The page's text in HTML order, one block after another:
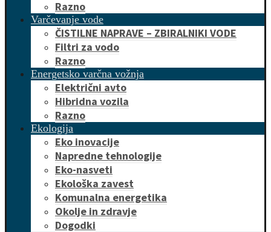
Razno
Varčevanje vode
ČISTILNE NAPRAVE – ZBIRALNIKI VODE
Filtri za vodo
Razno
Energetsko varčna vožnja
Električni avto
Hibridna vozila
Razno
Ekologija
Eko inovacije
Napredne tehnologije
Eko-nasveti
Ekološka zavest
Komunalna energetika
Okolje in zdravje
Dogodki